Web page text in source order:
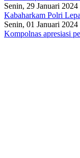
Senin, 29 Januari 2024
Kabaharkam Polri
Senin, 01 Januari 2024
Kompolnas apresiasi